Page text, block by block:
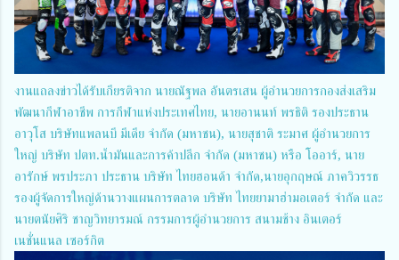
งานแถลงข่าวได้รับเกียรติจาก นายณัฐพล อันตรเสน ผู้อำนวยการกองส่งเสริม
พัฒนากีฬาอาชีพ การกีฬาแห่งประเทศไทย, นายอานนท์ พรธิติ รองประธาน
อาวุโส บริษัทแพลนบี มีเดีย จำกัด (มหาชน), นายสุชาติ ระมาศ ผู้อำนวยการ
ใหญ่ บริษัท ปตท.น้ำมันและการค้าปลีก จำกัด (มหาชน) หรือ โออาร์, นาย
อารักษ์ พรประภา ประธาน บริษัท ไทยฮอนด้า จำกัด,นายอุกฤษณ์ ภาควิวรรธ
รองผู้จัดการใหญ่ด้านวางแผนการตลาด บริษัท ไทยยามาฮ่ามอเตอร์ จำกัด และ
นายตนัยศิริ ชาญวิทยารมณ์ กรรมการผู้อำนวยการ สนามช้าง อินเตอร์
เนชั่นแนล เซอร์กิต